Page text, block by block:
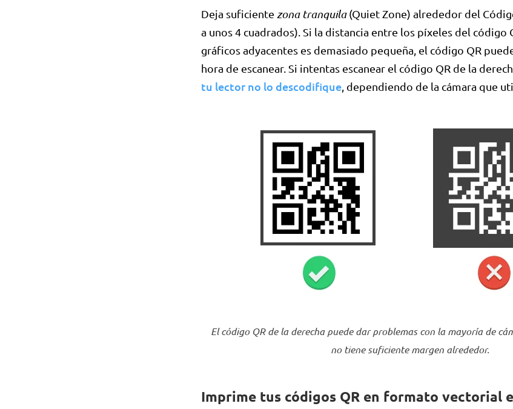
Deja suficiente zona tranquila(Quiet Zone) alrededor del
a unos 4 cuadrados). Si la distancia entre los píxeles del código
gráficos adyacentes es demasiado pequeña, el código QR
hora de escanear. Si intentas escanear el código QR de la
tu lector no lo descodifique , dependiendo de la cámara que
El código QR de la derecha puede dar problemas con la mayoría de
no tiene suficiente margen alrededor.
Imprime tus códigos QR en formato vectorial